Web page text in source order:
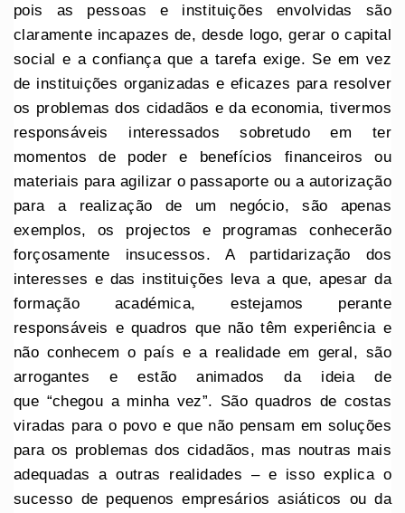
pois as pessoas e instituições envolvidas são
claramente incapazes de, desde logo, gerar o capital
social e a confiança que a tarefa exige. Se em vez
de instituições organizadas e eficazes para resolver
os problemas dos cidadãos e da economia, tivermos
responsáveis interessados sobretudo em ter
momentos de poder e benefícios financeiros ou
materiais para agilizar o passaporte ou a autorização
para a realização de um negócio, são apenas
exemplos, os projectos e programas conhecerão
forçosamente insucessos. A partidarização dos
interesses e das instituições leva a que, apesar da
formação académica, estejamos perante
responsáveis e quadros que não têm experiência e
não conhecem o país e a realidade em geral, são
arrogantes e estão animados da ideia de
que “chegou a minha vez”. São quadros de costas
viradas para o povo e que não pensam em soluções
para os problemas dos cidadãos, mas noutras mais
adequadas a outras realidades – e isso explica o
sucesso de pequenos empresários asiáticos ou da